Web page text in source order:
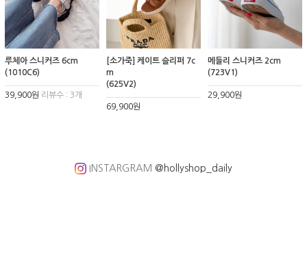
루체아 스니커즈 6cm
(1010C6)
39,900원 리뷰수 : 3개
[소가죽] 케이트 슬리퍼 7c
m
(625V2)
69,900원
메들리 스니커즈 2cm
(723V1)
29,900원
INSTARGRAM @hollyshop_daily